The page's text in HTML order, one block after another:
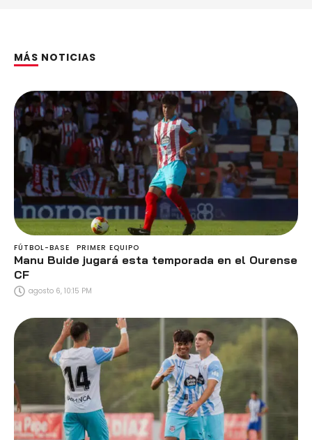
MÁS NOTICIAS
FÚTBOL-BASE PRIMER EQUIPO
Manu Buide jugará esta temporada en el Ourense
CF
agosto 6, 10:15 PM